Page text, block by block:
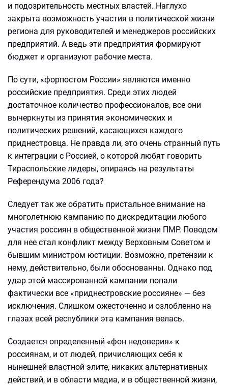
и подозрительность местных властей. Наглухо
закрыта возможность участия в политической жизни
региона для руководителей и менеджеров российских
предприятий. А ведь эти предприятия формируют
бюджет и организуют рабочие места.
По сути, «форпостом России» являются именно
российские предприятия. Среди этих людей
достаточное количество профессионалов, все они
вычеркнуты из принятия экономических и
политических решений, касающихся каждого
приднестровца. Не правда ли, это очень странный путь
к интеграции с Россией, о которой любят говорить
Тираспольские лидеры, опираясь на результаты
Референдума 2006 года?
Следует так же обратить пристальное внимание на
многолетнюю кампанию по дискредитации любого
участия россиян в общественной жизни ПМР. Поводом
для нее стал конфликт между Верховным Советом и
бывшим министром юстиции. Возможно, претензии к
нему, действительно, были обоснованны. Однако под
удар этой массированной кампании попали
фактически все «приднестровские россияне» — без
исключения. Слишком ожесточенно и озлобленно на
глазах всей республики эта кампания велась.
Создается определенный «фон недоверия» к
россиянам, и от людей, причисляющих себя к
нынешней властной элите, никаких альтернативных
действий, и в области медиа, и в общественной жизни,